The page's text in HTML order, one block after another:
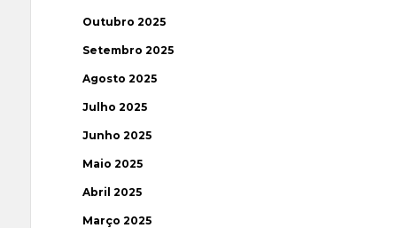
Outubro 2025
Setembro 2025
Agosto 2025
Julho 2025
Junho 2025
Maio 2025
Abril 2025
Março 2025